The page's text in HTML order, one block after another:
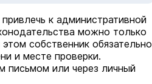
к административной
можно только
собственник обязательно
и месте проверки.
письмом или через личный